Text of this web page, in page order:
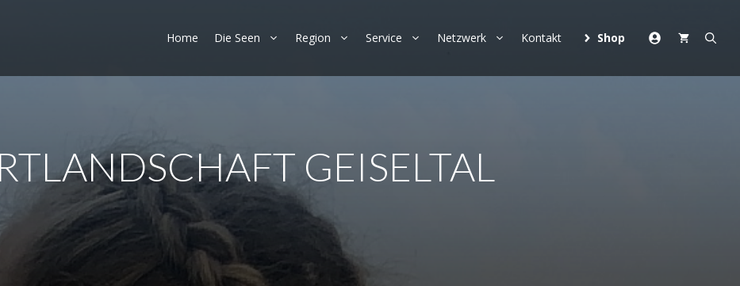
Home Die Seen Region Service Netzwerk Kontakt Shop
GEISELTAL